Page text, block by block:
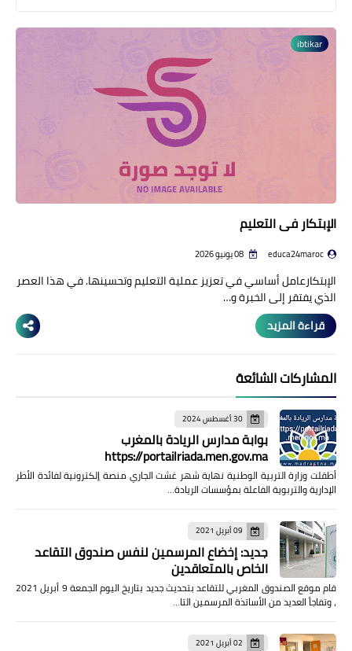
منوعات إخبارية
مواضيع تربوية
وثائق تربوية
الشؤون الاجتماعية لأسرة
التعليم
ibtikar
الإبتكار في التعليم
educa24maroc
الإبتكارعامل أساسي في تعزيز عملية التعليم وتحسينها. في هذا العصر
الذي يفتقر إلى الخبرة و…
قراءة المزيد
المشاركات الشائعة
30 أغسطس 2024
بوابة مدارس الريادة بالمغرب
https://portailriada.men.gov.ma
أطقلت وزارة التربية الوطنية نهاية شهر غشت الجاري منصة إلكترونية لفائدة الأطر
الإدارية والتربوية الفاعلة بمؤسسات الريادة…
09 أبريل 2021
جديد: إخضاع المرسمين لنفس صندوق التقاعد
الخاص بالمتعاقدين
قام موقع الصندوق المغربي للتقاعد بتحديث جديد بتاريخ اليوم الجمعة 9 أبريل 2021
، وتفاجأ العديد من الأساتذة المرسمين التا…
02 أبريل 2021